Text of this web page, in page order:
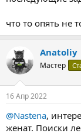
что то опять не
Anatoliy
Мастер
16 Апр 2022
@Nastena,
женат. Поиски